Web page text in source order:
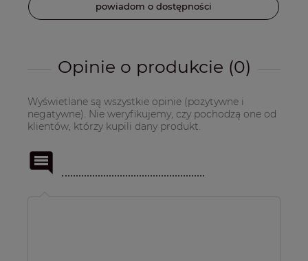
powiadom o dostępności
Opinie o produkcie (0)
Wyświetlane są wszystkie opinie (pozytywne i
negatywne). Nie weryfikujemy, czy pochodzą one od
klientów, którzy kupili dany produkt.